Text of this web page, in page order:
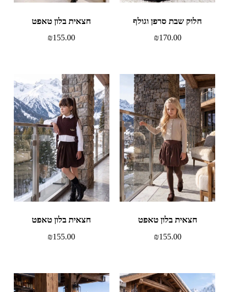
חלוק שבת סרפן וגולף
₪170.00
חצאית בלון טאפט
₪155.00
חצאית בלון טאפט
₪155.00
חצאית בלון טאפט
₪155.00